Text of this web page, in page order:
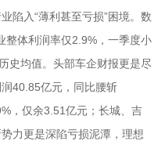
陷入“薄利甚至亏损”困境。数
整体利润率仅2.9%，一季度小
史均值。头部车企财报更是尽
40.85亿元，同比腰斩
，仅余3.51亿元；长城、吉
力更是深陷亏损泥潭，理想